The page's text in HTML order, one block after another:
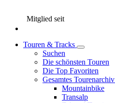
Mitglied seit
Touren & Tracks
Suchen
Die schönsten Touren
Die Top Favoriten
Gesamtes Tourenarchiv
Mountainbike
Transalp